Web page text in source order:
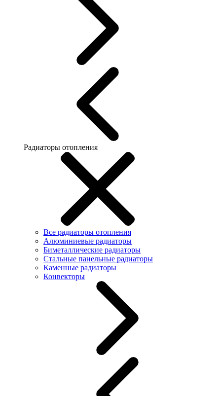
Радиаторы отопления
Все радиаторы отопления
Алюминиевые радиаторы
Биметаллические радиаторы
Стальные панельные радиаторы
Каменные радиаторы
Конвекторы